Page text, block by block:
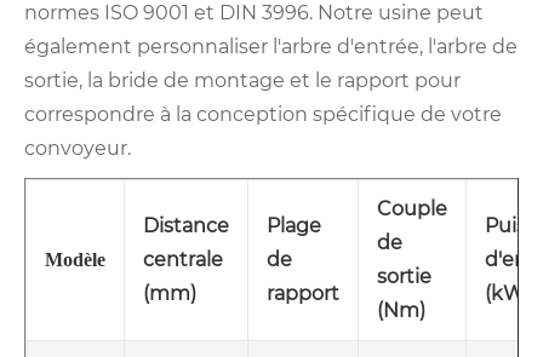
normes ISO 9001 et DIN 3996. Notre usine peut
également personnaliser l'arbre d'entrée, l'arbre de
sortie, la bride de montage et le rapport pour
correspondre à la conception spécifique de votre
convoyeur.
Modèle
Distance
centrale
(mm)
Plage
de
rapport
Couple
de
sortie
(Nm)
(kW)